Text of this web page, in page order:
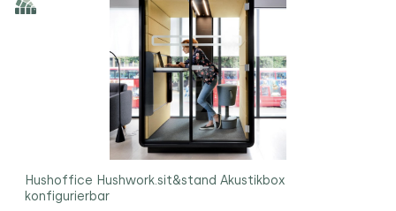
Hushoffice Hushwork.sit&stand Akustikbox
konfigurierbar